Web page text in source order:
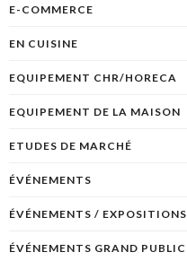
E-COMMERCE
EN CUISINE
EQUIPEMENT CHR/HORECA
EQUIPEMENT DE LA MAISON
ETUDES DE MARCHÉ
ÉVÉNEMENTS
ÉVÉNEMENTS / EXPOSITIONS
ÉVÉNEMENTS GRAND PUBLIC